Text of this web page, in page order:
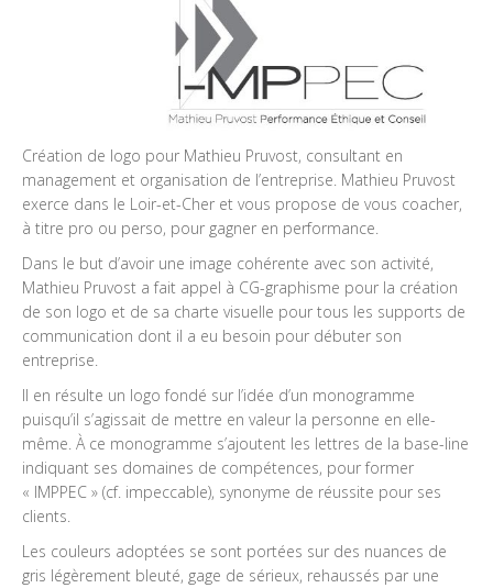
Création de logo pour Mathieu Pruvost, consultant en
management et organisation de l’entreprise. Mathieu Pruvost
exerce dans le Loir-et-Cher et vous propose de vous coacher,
à titre pro ou perso, pour gagner en performance.
Dans le but d’avoir une image cohérente avec son activité,
Mathieu Pruvost a fait appel à CG-graphisme pour la création
de son logo et de sa charte visuelle pour tous les supports de
communication dont il a eu besoin pour débuter son
entreprise.
Il en résulte un logo fondé sur l’idée d’un monogramme
puisqu’il s’agissait de mettre en valeur la personne en elle-
même. À ce monogramme s’ajoutent les lettres de la base-line
indiquant ses domaines de compétences, pour former
« IMPPEC » (cf. impeccable), synonyme de réussite pour ses
clients.
Les couleurs adoptées se sont portées sur des nuances de
gris légèrement bleuté, gage de sérieux, rehaussés par une